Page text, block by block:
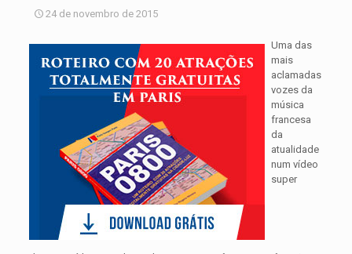
24 de novembro de 2015
Uma das
mais
aclamadas
vozes da
música
francesa
da
atualidade
num vídeo
super